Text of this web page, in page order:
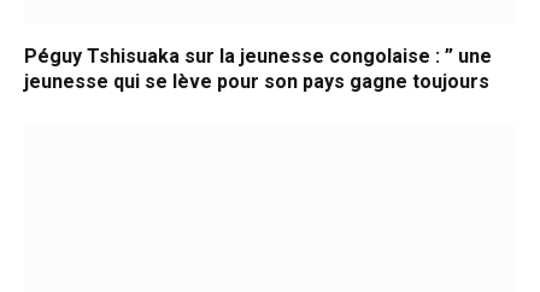
Péguy Tshisuaka sur la jeunesse congolaise : ” une
jeunesse qui se lève pour son pays gagne toujours